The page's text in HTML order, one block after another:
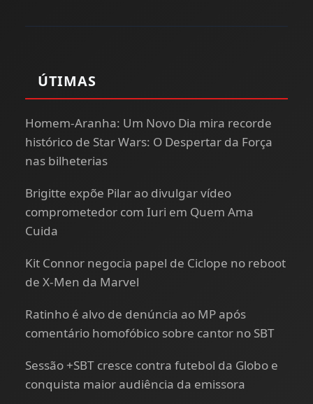
ÚTIMAS
Homem-Aranha: Um Novo Dia mira recorde
histórico de Star Wars: O Despertar da Força
nas bilheterias
Brigitte expõe Pilar ao divulgar vídeo
comprometedor com Iuri em Quem Ama
Cuida
Kit Connor negocia papel de Ciclope no reboot
de X-Men da Marvel
Ratinho é alvo de denúncia ao MP após
comentário homofóbico sobre cantor no SBT
Sessão +SBT cresce contra futebol da Globo e
conquista maior audiência da emissora